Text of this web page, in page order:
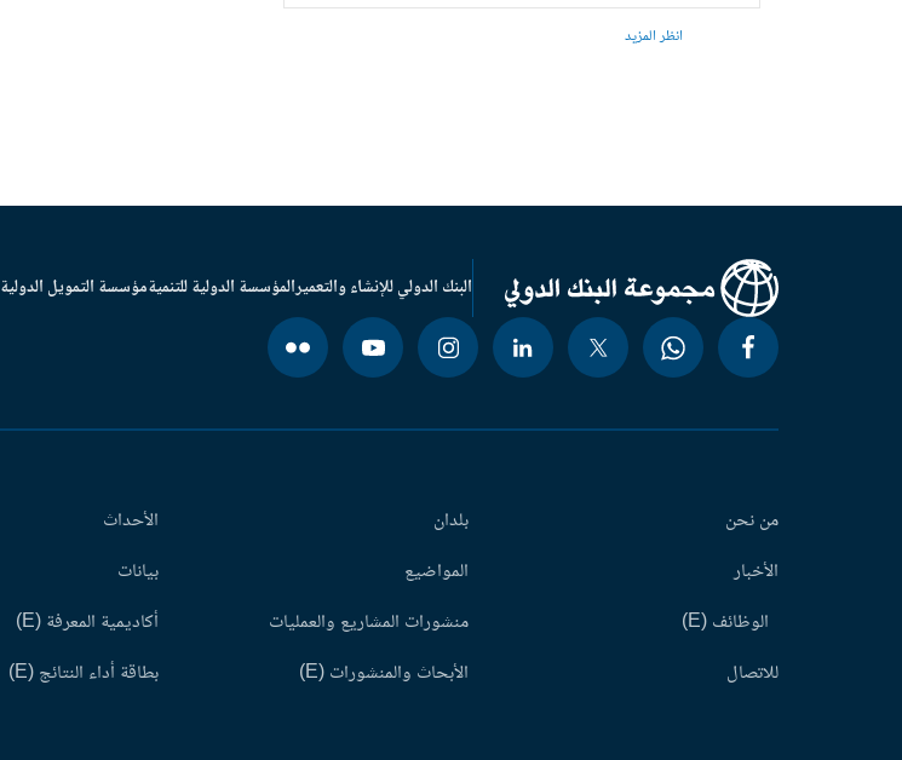
انظر المزيد
البنك الدولي للإنشاء والتعميرالمؤسسة الدولية للتنميةمؤسسة التمويل الدولية
من نحن
الأخبار
الوظائف (E)
للاتصال
بلدان
المواضيع
منشورات المشاريع والعمليات
الأبحاث والمنشورات (E)
الأحداث
بيانات
أكاديمية المعرفة (E)
بطاقة أداء النتائج (E)